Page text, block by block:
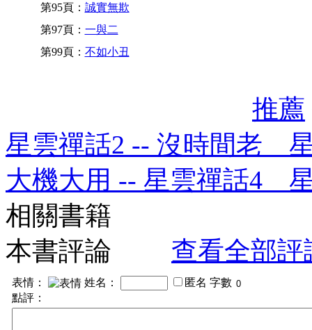
第95頁： 誠實無欺
第97頁： 一與二
第99頁： 不如小丑
推薦
星雲禪話2 -- 沒時間老
大機大用 -- 星雲禪話4
相關書籍
本書評論
查看全部評
表情： 姓名： 匿名 字數
點評：